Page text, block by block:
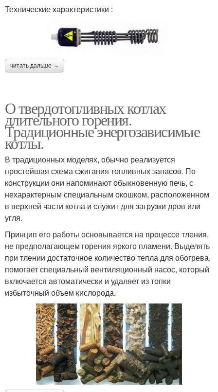
Технические характеристики :
читать дальше →
О твердотопливных котлах
длительного горения.
Традиционные энергозависимые
котлы.
В традиционных моделях, обычно реализуется
простейшая схема сжигания топливных запасов. По
конструкции они напоминают обыкновенную печь, с
нехарактерным специальным окошком, расположенном
в верхней части котла и служит для загрузки дров или
угля.
Принцип его работы основывается на процессе тления,
не предполагающем горения яркого пламени. Выделять
при тлении достаточное количество тепла для обогрева,
помогает специальный вентиляционный насос, который
включается автоматически и удаляет из топки
избыточный объем кислорода.